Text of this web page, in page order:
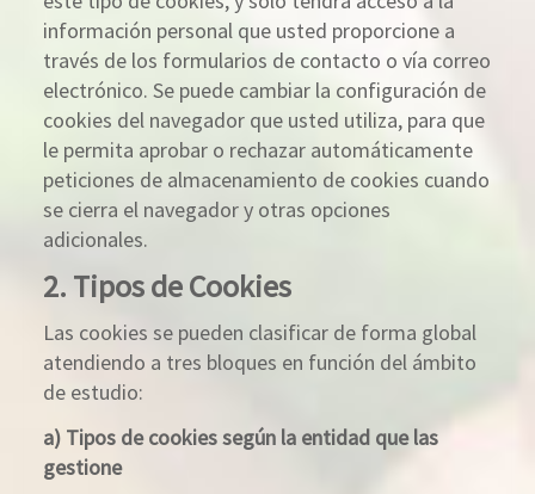
información personal que usted proporcione a
través de los formularios de contacto o vía correo
electrónico. Se puede cambiar la configuración de
cookies del navegador que usted utiliza, para que
le permita aprobar o rechazar automáticamente
peticiones de almacenamiento de cookies cuando
se cierra el navegador y otras opciones
adicionales.
2. Tipos de Cookies
Las cookies se pueden clasificar de forma global
atendiendo a tres bloques en función del ámbito
de estudio:
a) Tipos de cookies según la entidad que las
gestione